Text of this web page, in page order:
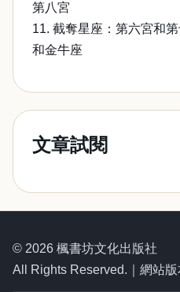
第八宮
11. 截奪星座：第六宮和
和金牛座
文章試閱
© 2026 楓書坊文化出版社
All Rights Reserved.｜網站版